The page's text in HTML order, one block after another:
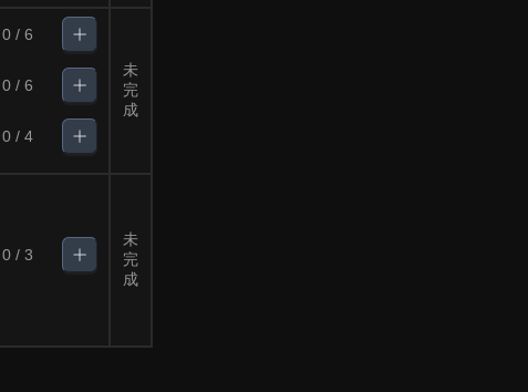
0 / 6
0 / 6
0 / 4
未
完
成
0 / 3
未
完
成